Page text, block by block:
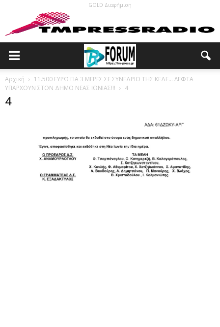
GOLD Διαφήμιση
Αρχική
11.500 ΕΥΡΩ ΓΙΑ 3 ΜΕΡΕΣ ΣΕ ΣΥΝΕΔΡΙΟ ΤΗΣ ΚΕΔΕ… ΛΕΦΤΑ
ΥΠΑΡΧΟΥΝ ΣΤΟΝ ΔΗΜΟ ΝΕΑΣ ΙΩΝΙΑΣ!!!
4
4